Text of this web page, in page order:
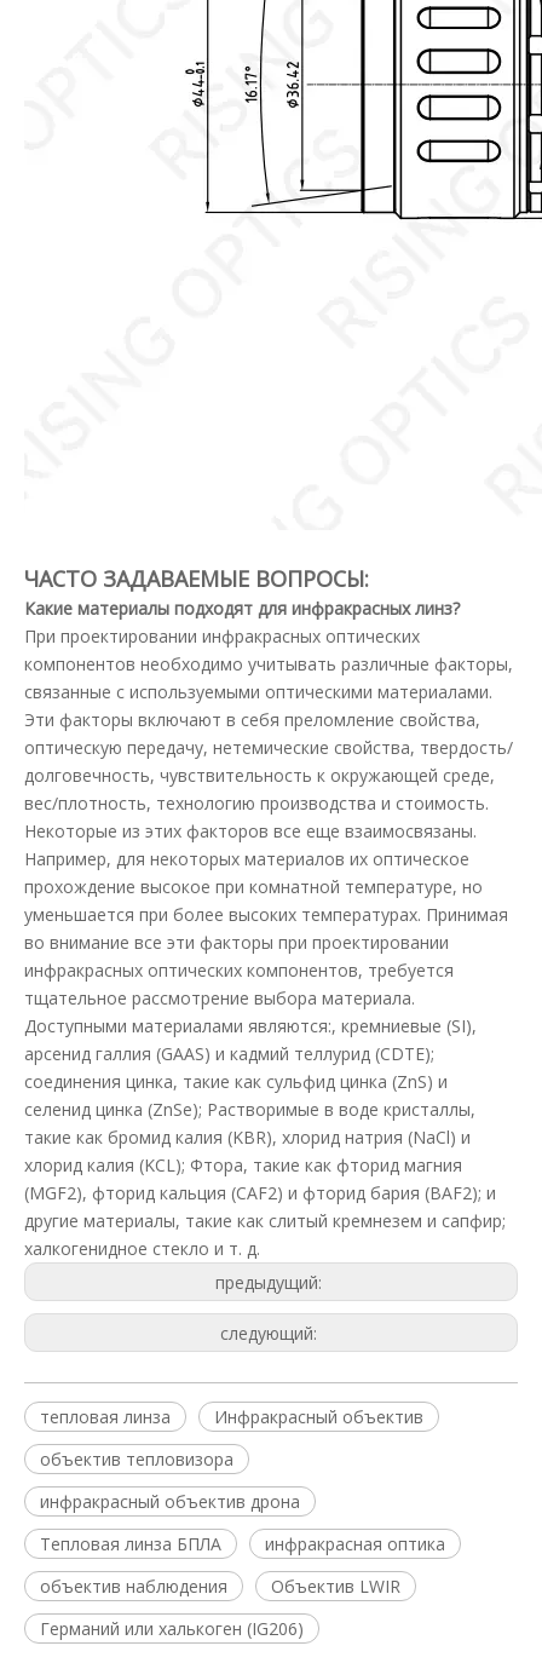
ЧАСТО ЗАДАВАЕМЫЕ ВОПРОСЫ:
Какие материалы подходят для инфракрасных линз?
При проектировании инфракрасных оптических
компонентов необходимо учитывать различные факторы,
связанные с используемыми оптическими материалами.
Эти факторы включают в себя преломление свойства,
оптическую передачу, нетемические свойства, твердость/
долговечность, чувствительность к окружающей среде,
вес/плотность, технологию производства и стоимость.
Некоторые из этих факторов все еще взаимосвязаны.
Например, для некоторых материалов их оптическое
прохождение высокое при комнатной температуре, но
уменьшается при более высоких температурах. Принимая
во внимание все эти факторы при проектировании
инфракрасных оптических компонентов, требуется
тщательное рассмотрение выбора материала.
Доступными материалами являются:, кремниевые (SI),
арсенид галлия (GAAS) и кадмий теллурид (CDTE);
соединения цинка, такие как сульфид цинка (ZnS) и
селенид цинка (ZnSe); Растворимые в воде кристаллы,
такие как бромид калия (KBR), хлорид натрия (NaCl) и
хлорид калия (KCL); Фтора, такие как фторид магния
(MGF2), фторид кальция (CAF2) и фторид бария (BAF2); и
другие материалы, такие как слитый кремнезем и сапфир;
халкогенидное стекло и т. д.
предыдущий:
следующий:
тепловая линза
Инфракрасный объектив
объектив тепловизора
инфракрасный объектив дрона
Тепловая линза БПЛА
инфракрасная оптика
объектив наблюдения
Объектив LWIR
Германий или халькоген (IG206)